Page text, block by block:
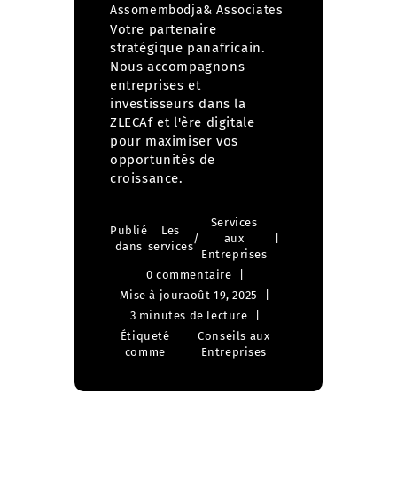
Assomembodja& Associates
Votre partenaire
stratégique panafricain.
Nous accompagnons
entreprises et
investisseurs dans la
ZLECAf et l'ère digitale
pour maximiser vos
opportunités de
croissance.
Publié
dans
Les
services
/
Services
aux
Entreprises
0 commentaire
Mise à jouraoût 19, 2025
3 minutes de lecture
Étiqueté
comme
Conseils aux
Entreprises